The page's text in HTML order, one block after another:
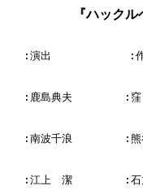
『ハック
:演出            :作
:鹿島典夫        :窪
:南波千浪        :熊
:江上　潔        :石